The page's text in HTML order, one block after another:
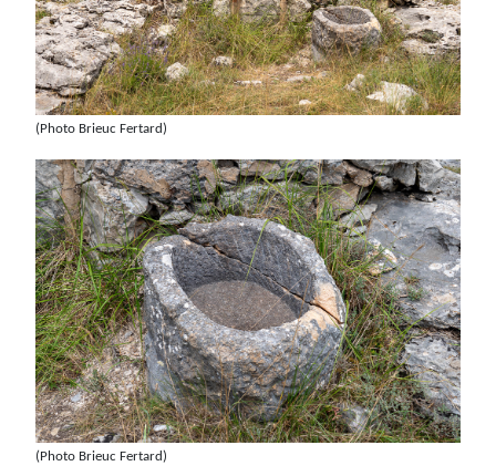
(Photo Brieuc Fertard)
(Photo Brieuc Fertard)